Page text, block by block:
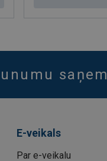
E-veikals
Par e-veikalu